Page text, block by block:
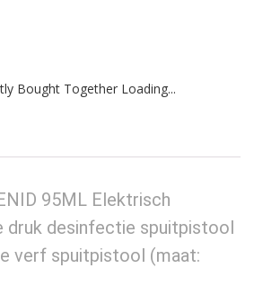
Bought Together Loading...
95ML Elektrisch
druk desinfectie spuitpistool
verf spuitpistool (maat: